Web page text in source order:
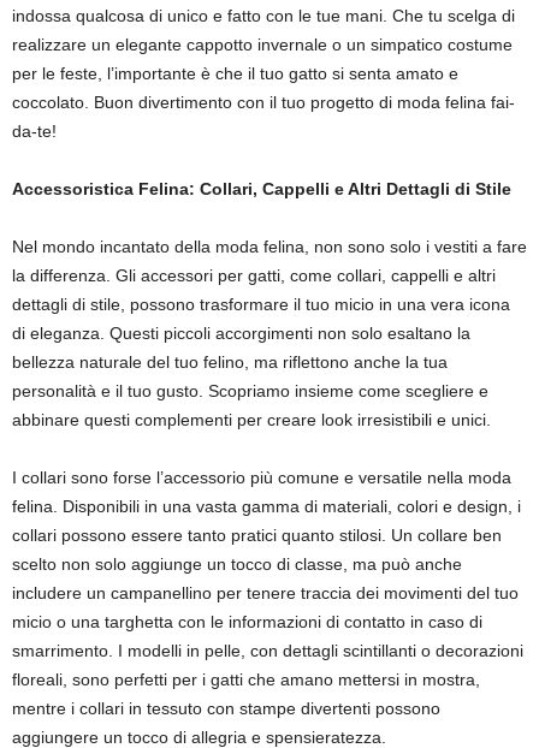
indossa qualcosa di unico e fatto con le tue mani. Che tu scelga di
realizzare un elegante cappotto invernale o un simpatico costume
per le feste, l’importante è che il tuo gatto si senta amato e
coccolato. Buon divertimento con il tuo progetto di moda felina fai-
da-te!
Accessoristica Felina: Collari, Cappelli e Altri Dettagli di Stile
Nel mondo incantato della moda felina, non sono solo i vestiti a fare
la differenza. Gli accessori per gatti, come collari, cappelli e altri
dettagli di stile, possono trasformare il tuo micio in una vera icona
di eleganza. Questi piccoli accorgimenti non solo esaltano la
bellezza naturale del tuo felino, ma riflettono anche la tua
personalità e il tuo gusto. Scopriamo insieme come scegliere e
abbinare questi complementi per creare look irresistibili e unici.
I collari sono forse l’accessorio più comune e versatile nella moda
felina. Disponibili in una vasta gamma di materiali, colori e design, i
collari possono essere tanto pratici quanto stilosi. Un collare ben
scelto non solo aggiunge un tocco di classe, ma può anche
includere un campanellino per tenere traccia dei movimenti del tuo
micio o una targhetta con le informazioni di contatto in caso di
smarrimento. I modelli in pelle, con dettagli scintillanti o decorazioni
floreali, sono perfetti per i gatti che amano mettersi in mostra,
mentre i collari in tessuto con stampe divertenti possono
aggiungere un tocco di allegria e spensieratezza.